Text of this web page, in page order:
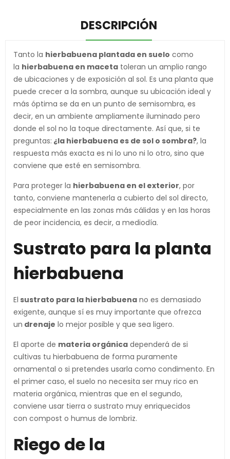
DESCRIPCIÓN
Tanto la hierbabuena plantada en suelo como
la hierbabuena en maceta toleran un amplio rango
de ubicaciones y de exposición al sol. Es una planta que
puede crecer a la sombra, aunque su ubicación ideal y
más óptima se da en un punto de semisombra, es
decir, en un ambiente ampliamente iluminado pero
donde el sol no la toque directamente. Así que, si te
preguntas: ¿la hierbabuena es de sol o sombra?, la
respuesta más exacta es ni lo uno ni lo otro, sino que
conviene que esté en semisombra.
Para proteger la hierbabuena en el exterior, por
tanto, conviene mantenerla a cubierto del sol directo,
especialmente en las zonas más cálidas y en las horas
de peor incidencia, es decir, a mediodía.
Sustrato para la planta
hierbabuena
El sustrato para la hierbabuena no es demasiado
exigente, aunque sí es muy importante que ofrezca
un drenaje lo mejor posible y que sea ligero.
El aporte de materia orgánica dependerá de si
cultivas tu hierbabuena de forma puramente
ornamental o si pretendes usarla como condimento. En
el primer caso, el suelo no necesita ser muy rico en
materia orgánica, mientras que en el segundo,
conviene usar tierra o sustrato muy enriquecidos
con compost o humus de lombriz.
Riego de la